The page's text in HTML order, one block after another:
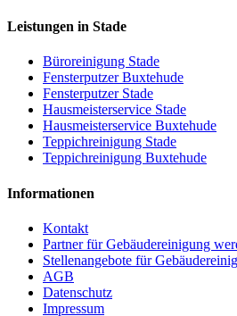
Leistungen in Stade
Büroreinigung Stade
Fensterputzer Buxtehude
Fensterputzer Stade
Hausmeisterservice Stade
Hausmeisterservice Buxtehude
Teppichreinigung Stade
Teppichreinigung Buxtehude
Informationen
Kontakt
Partner für Gebäudereinigung
Stellenangebote für
AGB
Datenschutz
Impressum